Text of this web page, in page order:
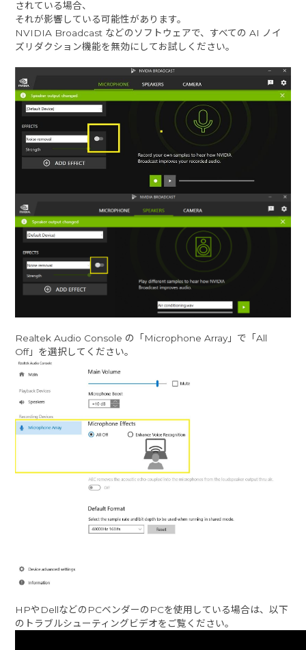
されている場合、
それが影響している可能性があります。
NVIDIA Broadcast などのソフトウェアで、すべての AI ノイ
ズリダクション機能を無効にしてお試しください。
Realtek Audio Console の「Microphone Array」で「All
Off」を選択してください。
HPやDellなどのPCベンダーのPCを使用している場合は、以下
のトラブルシューティングビデオをご覧ください。